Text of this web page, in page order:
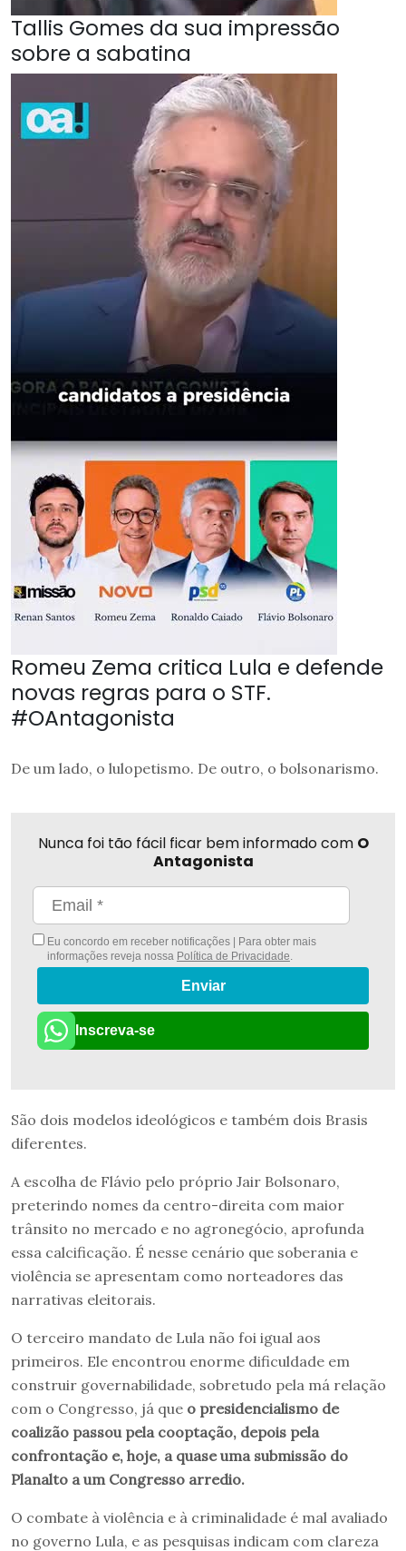
Tallis Gomes da sua impressão
sobre a sabatina
Romeu Zema critica Lula e defende
novas regras para o STF.
#OAntagonista
De um lado, o lulopetismo. De outro, o bolsonarismo.
Nunca foi tão fácil ficar bem informado com O
Antagonista
Eu concordo em receber notificações | Para obter mais
informações reveja nossa Política de Privacidade.
Enviar
Inscreva-se
São dois modelos ideológicos e também dois Brasis
diferentes.
A escolha de Flávio pelo próprio Jair Bolsonaro,
preterindo nomes da centro-direita com maior
trânsito no mercado e no agronegócio, aprofunda
essa calcificação. É nesse cenário que soberania e
violência se apresentam como norteadores das
narrativas eleitorais.
O terceiro mandato de Lula não foi igual aos
primeiros. Ele encontrou enorme dificuldade em
construir governabilidade, sobretudo pela má relação
com o Congresso, já que o presidencialismo de
coalizão passou pela cooptação, depois pela
confrontação e, hoje, a quase uma submissão do
Planalto a um Congresso arredio.
O combate à violência e à criminalidade é mal avaliado
no governo Lula, e as pesquisas indicam com clareza